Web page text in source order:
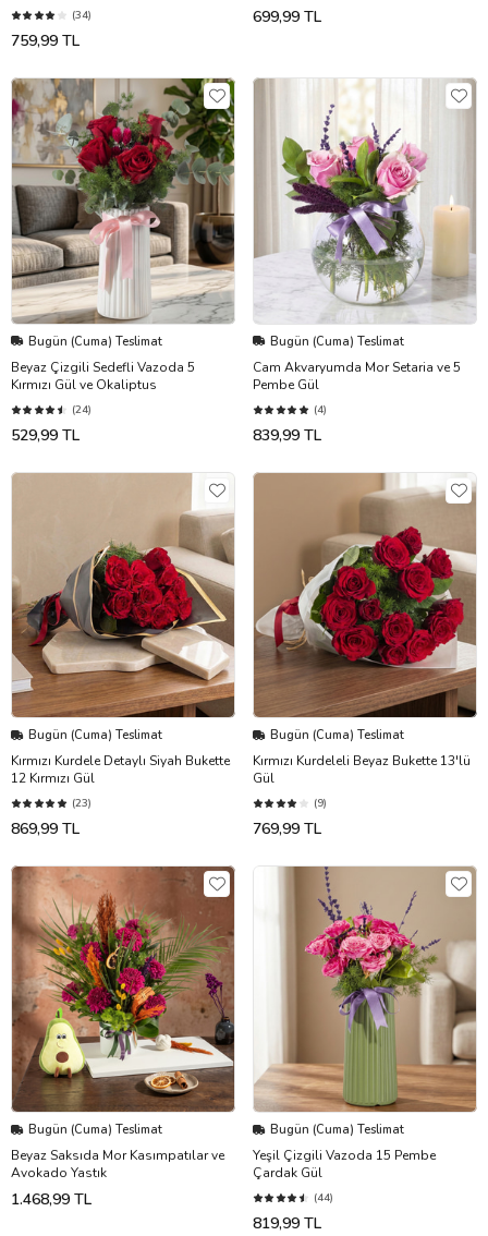
(34)
759,99 TL
699,99 TL
Bugün (Cuma) Teslimat
Beyaz Çizgili Sedefli Vazoda 5
Kırmızı Gül ve Okaliptus
(24)
529,99 TL
Bugün (Cuma) Teslimat
Cam Akvaryumda Mor Setaria ve 5
Pembe Gül
(4)
839,99 TL
Bugün (Cuma) Teslimat
Kırmızı Kurdele Detaylı Siyah Bukette
12 Kırmızı Gül
(23)
869,99 TL
Bugün (Cuma) Teslimat
Kırmızı Kurdeleli Beyaz Bukette 13'lü
Gül
(9)
769,99 TL
Bugün (Cuma) Teslimat
Beyaz Saksıda Mor Kasımpatılar ve
Avokado Yastık
1.468,99 TL
Bugün (Cuma) Teslimat
Yeşil Çizgili Vazoda 15 Pembe
Çardak Gül
(44)
819,99 TL